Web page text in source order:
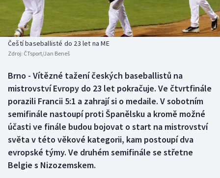
Basketbal
Biatlon
Box
Curling
Dostihy
Florbal
Historické návraty
Aplikace ČT sport
Čeští baseballisté do 23 let na ME
Zdroj: ČTsport/Jan Beneš
Brno - Vítězné tažení českých baseballistů na
mistrovství Evropy do 23 let pokračuje. Ve čtvrtfinále
porazili Francii 5:1 a zahrají si o medaile. V sobotním
semifinále nastoupí proti Španělsku a kromě možné
účasti ve finále budou bojovat o start na mistrovství
světa v této věkové kategorii, kam postoupí dva
evropské týmy. Ve druhém semifinále se střetne
Belgie s Nizozemskem.